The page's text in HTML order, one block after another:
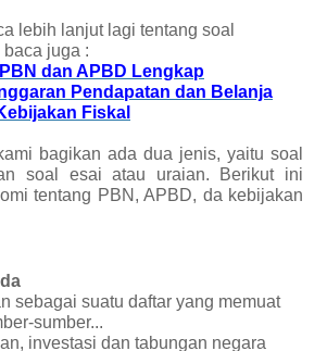
lebih lanjut lagi tentang soal
juga :
dan APBD Lengkap
Pendapatan dan Belanja
Fiskal
bagikan ada dua jenis, yaitu soal
soal esai atau uraian. Berikut ini
tentang PBN, APBD, da kebijakan
sebagai suatu daftar yang memuat
sumber...
investasi dan tabungan negara